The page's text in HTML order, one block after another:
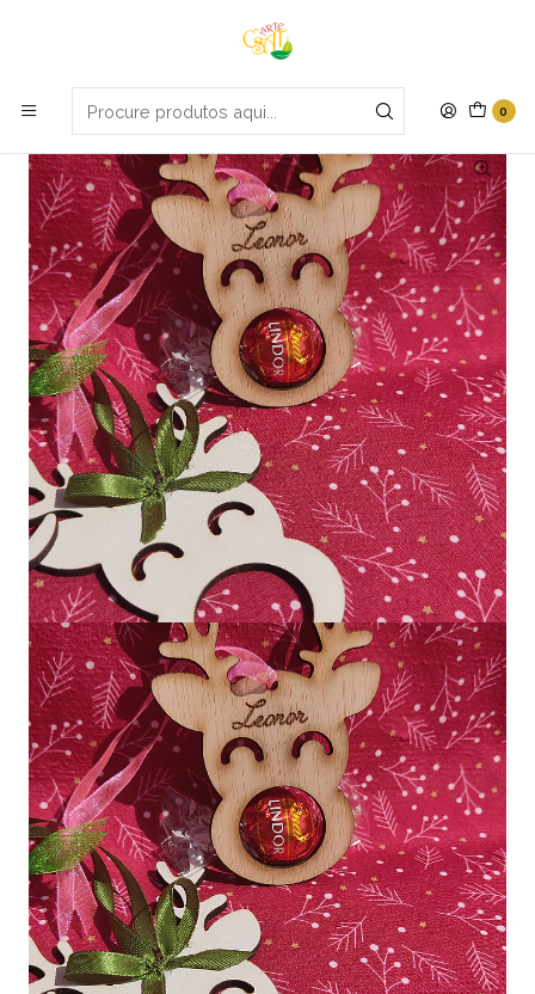
0
Portes grátis em compras apartir de 70€